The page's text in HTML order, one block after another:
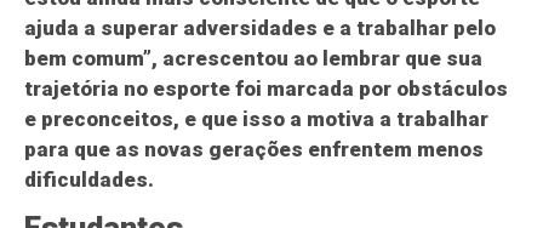
ajuda a superar adversidades e a trabalhar pelo
bem comum”, acrescentou ao lembrar que sua
trajetória no esporte foi marcada por obstáculos
e preconceitos, e que isso a motiva a trabalhar
para que as novas gerações enfrentem menos
dificuldades.